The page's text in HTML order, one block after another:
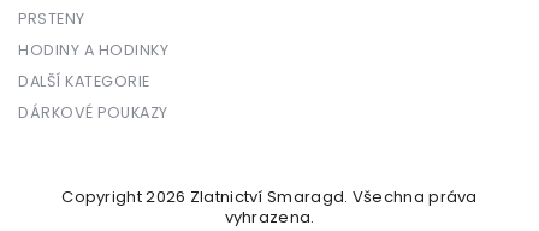
PRSTENY
HODINY A HODINKY
DALŠÍ KATEGORIE
DÁRKOVÉ POUKAZY
Copyright 2026 Zlatnictví Smaragd. Všechna práva
vyhrazena.